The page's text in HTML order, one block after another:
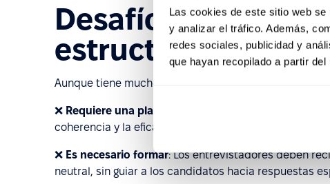
Las cookies de este sitio web
y analizar el tráfico. Además,
redes sociales, publicidad y
que hayan recopilado a partir
Desafíos de una
estructurada
Aunque tiene muchos beneficios, una entrevista
❌ Requiere una planificación detallada
coherencia y la eficacia.
❌ Es necesario formar: Los entrevistadores deben
neutral, sin guiar a los candidatos hacia respuestas